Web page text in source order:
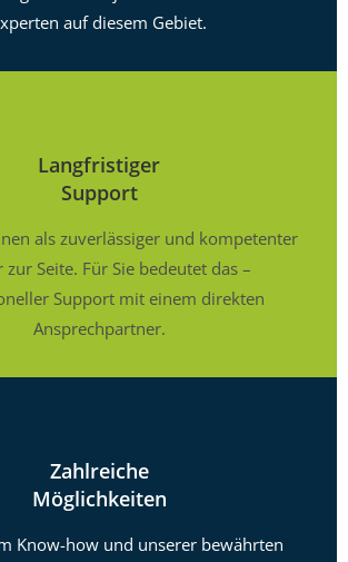
auf diesem Gebiet.
Langfristiger
Support
als zuverlässiger und kompetenter
zur Seite. Für Sie bedeutet das –
Support mit einem direkten
Ansprechpartner.
Zahlreiche
Möglichkeiten
Know-how und unserer bewährten